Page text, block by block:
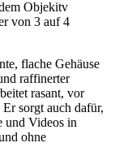
Objekitv
von 3 auf 4
flache Gehäuse
raffinerter
rasant, vor
sorgt auch dafür,
und Videos in
ohne